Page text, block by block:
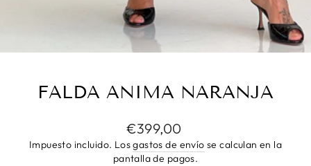
FALDA ANIMA NARANJA
Precio
habitual
€399,00
Impuesto incluido. Losgastos de envío se calculan en la
pantalla de pagos.